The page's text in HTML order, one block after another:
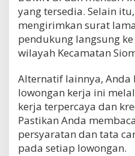
yang tersedia. Selain
mengirimkan surat
pendukung langsung
wilayah Kecamatan
Alternatif lainnya,
lowongan kerja ini
kerja terpercaya dan
Pastikan Anda
persyaratan dan tata
pada setiap lowongan.